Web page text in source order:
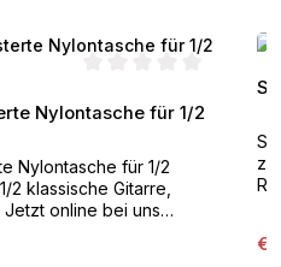
Durchschnittliche
Nylontasche für 1/2
Nylontasche für 1/2
2 klassische Gitarre,
online bei uns
innen für Saiten,
€